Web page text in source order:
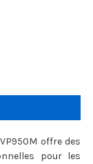
offre des
pour les